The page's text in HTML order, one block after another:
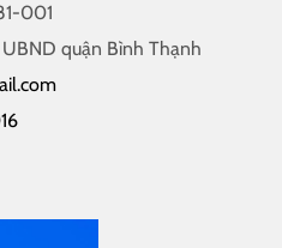
001
quận Bình Thạnh